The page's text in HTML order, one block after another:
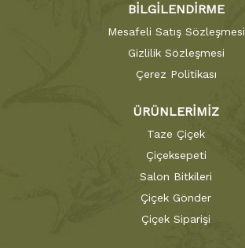
BİLGİLENDİRME
Mesafeli Satış Sözleşmesi
Gizlilik Sözleşmesi
Çerez Politikası
ÜRÜNLERİMİZ
Taze Çiçek
Çiçeksepeti
Salon Bitkileri
Çiçek Gönder
Çiçek Siparişi